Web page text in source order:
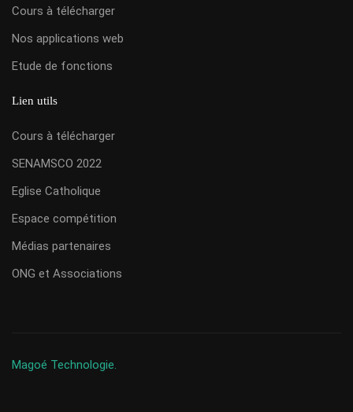
Cours à télécharger
Nos applications web
Etude de fonctions
Lien utils
Cours à télécharger
SENAMSCO 2022
Eglise Catholique
Espace compétition
Médias partenaires
ONG et Associations
Magoé Technologie.